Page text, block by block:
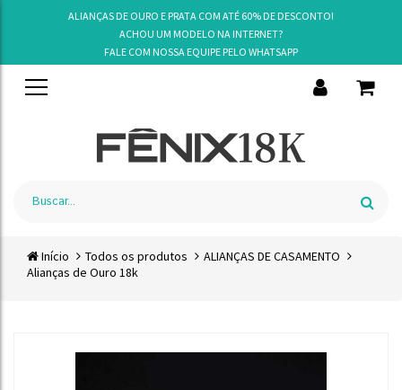
ALIANÇAS DE OURO E PRATA COM ATÉ 60% DE DESCONTO!
ACHOU UM MODELO NA INTERNET?
FALE COM NOSSA EQUIPE PELO WHATSAPP
Início Todos os produtos
ALIANÇAS DE CASAMENTO
Alianças de Ouro 18k